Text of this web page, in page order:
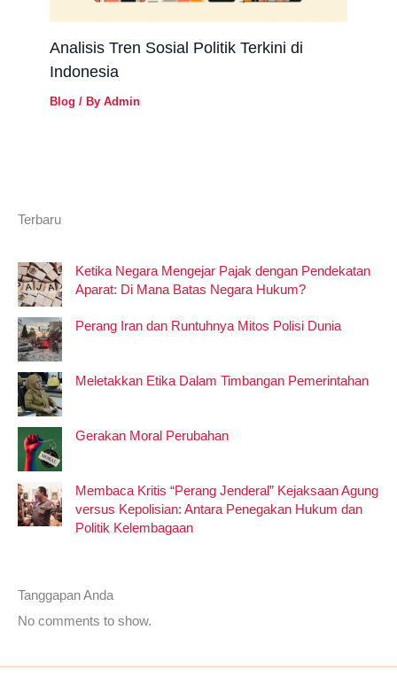
Analisis Tren Sosial Politik Terkini di
Indonesia
Blog / ByAdmin
Terbaru
Ketika Negara Mengejar Pajak dengan Pendekatan
Aparat: Di Mana Batas Negara Hukum?
Perang Iran dan Runtuhnya Mitos Polisi Dunia
Meletakkan Etika Dalam Timbangan Pemerintahan
Gerakan Moral Perubahan
Membaca Kritis “Perang Jenderal” Kejaksaan Agung
versus Kepolisian: Antara Penegakan Hukum dan
Politik Kelembagaan
Tanggapan Anda
No comments to show.